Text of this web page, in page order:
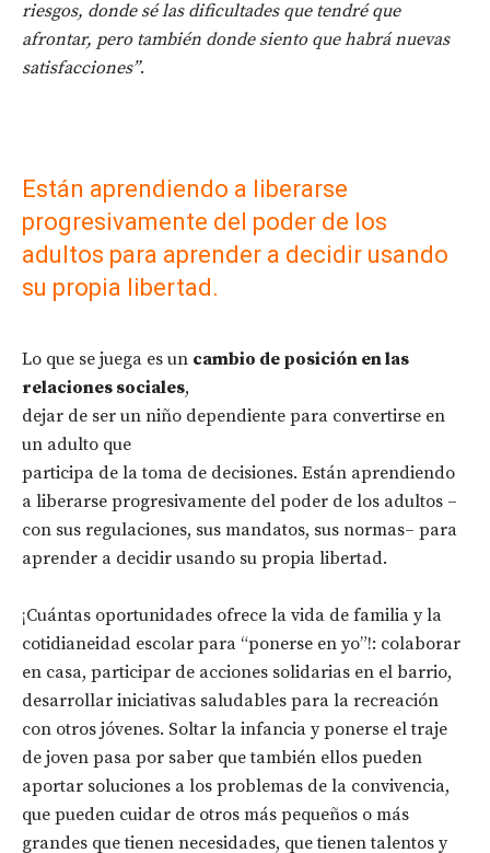
riesgos, donde sé las dificultades que tendré que
afrontar, pero también donde siento que habrá nuevas
satisfacciones”.
Están aprendiendo a liberarse
progresivamente del poder de los
adultos para aprender a decidir usando
su propia libertad.
Lo que se juega es un cambio de posición en las
relaciones sociales,
dejar de ser un niño dependiente para convertirse en
un adulto que
participa de la toma de decisiones. Están aprendiendo
a liberarse progresivamente del poder de los adultos –
con sus regulaciones, sus mandatos, sus normas– para
aprender a decidir usando su propia libertad.
¡Cuántas oportunidades ofrece la vida de familia y la
cotidianeidad escolar para “ponerse en yo”!: colaborar
en casa, participar de acciones solidarias en el barrio,
desarrollar iniciativas saludables para la recreación
con otros jóvenes. Soltar la infancia y ponerse el traje
de joven pasa por saber que también ellos pueden
aportar soluciones a los problemas de la convivencia,
que pueden cuidar de otros más pequeños o más
grandes que tienen necesidades, que tienen talentos y